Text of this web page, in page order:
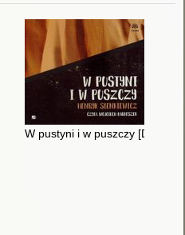
dźwiękowy]
W pustyni i w puszczy